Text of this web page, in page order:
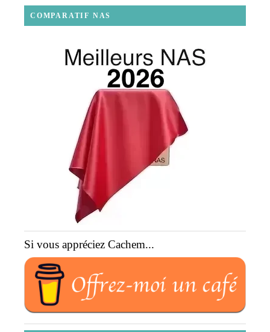
COMPARATIF NAS
Si vous appréciez Cachem...